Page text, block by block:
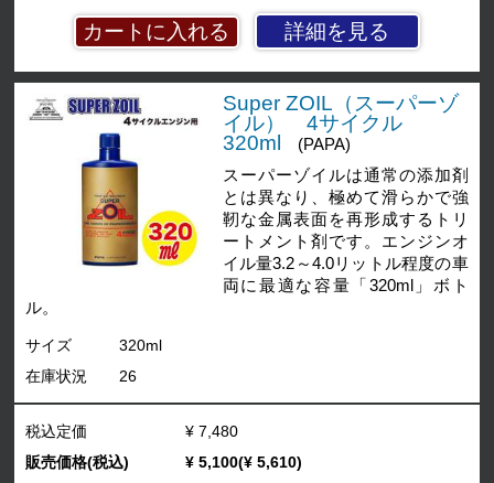
詳細を見る
Super ZOIL（スーパーゾ
イル） 4サイクル
320ml
(PAPA)
スーパーゾイルは通常の添加剤
とは異なり、極めて滑らかで強
靭な金属表面を再形成するトリ
ートメント剤です。エンジンオ
イル量3.2～4.0リットル程度の車
両に最適な容量「320ml」ボト
ル。
サイズ
320ml
在庫状況
26
税込定価
¥ 7,480
販売価格(税込)
¥ 5,100(¥ 5,610)